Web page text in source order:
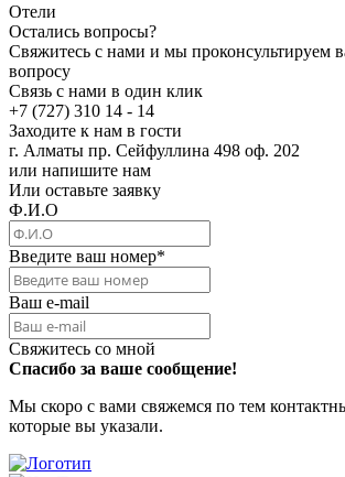
Отели
Остались вопросы?
Свяжитесь с нами и мы проконсультируем
вопросу
Связь с нами в один клик
+7 (727) 310 14 - 14
Заходите к нам в гости
г. Алматы пр. Сейфуллина 498 оф. 202
или напишите нам
Или оставьте заявку
Ф.И.О
Введите ваш номер*
Ваш e-mail
Свяжитесь со мной
Спасибо за ваше сообщение!
Мы скоро с вами свяжемся по тем
которые вы указали.